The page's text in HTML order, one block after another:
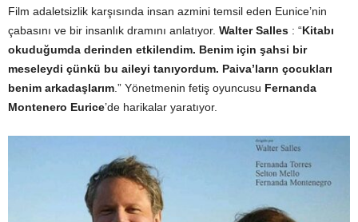
Film adaletsizlik karşısında insan azmini temsil eden Eunice’nin
çabasını ve bir insanlık dramını anlatıyor. Walter Salles : “Kitabı
okuduğumda derinden etkilendim. Benim için şahsi bir
meseleydi çünkü bu aileyi tanıyordum. Paiva’ların çocukları
benim arkadaşlarım .” Yönetmenin fetiş oyuncusu Fernanda
Montenero Eurice’de harikalar yaratıyor.